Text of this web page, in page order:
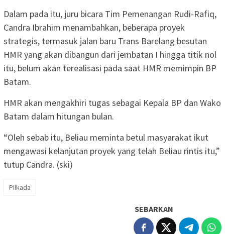
Dalam pada itu, juru bicara Tim Pemenangan Rudi-Rafiq,
Candra Ibrahim menambahkan, beberapa proyek
strategis, termasuk jalan baru Trans Barelang besutan
HMR yang akan dibangun dari jembatan I hingga titik nol
itu, belum akan terealisasi pada saat HMR memimpin BP
Batam.
HMR akan mengakhiri tugas sebagai Kepala BP dan Wako
Batam dalam hitungan bulan.
“Oleh sebab itu, Beliau meminta betul masyarakat ikut
mengawasi kelanjutan proyek yang telah Beliau rintis itu,”
tutup Candra. (ski)
PIlkada
SEBARKAN